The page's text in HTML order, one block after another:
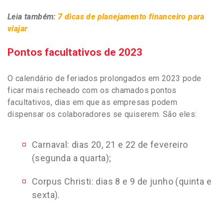
Leia também: 7 dicas de planejamento financeiro para
viajar
Pontos facultativos de 2023
O calendário de feriados prolongados em 2023 pode
ficar mais recheado com os chamados pontos
facultativos, dias em que as empresas podem
dispensar os colaboradores se quiserem. São eles:
Carnaval: dias 20, 21 e 22 de fevereiro
(segunda a quarta);
Corpus Christi: dias 8 e 9 de junho (quinta e
sexta).